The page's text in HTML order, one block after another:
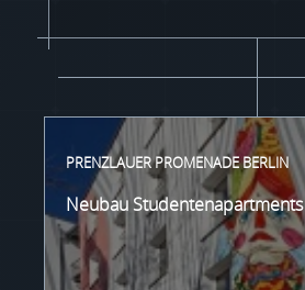
PRENZLAUER PROMENADE BERLIN
Neubau Studentenapartments